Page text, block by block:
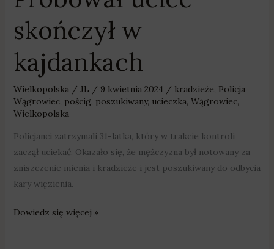
skończył w
kajdankach
Wielkopolska/ JL / 9 kwietnia 2024 / kradzieże, Policja
Wągrowiec, pościg, poszukiwany, ucieczka, Wągrowiec,
Wielkopolska
Policjanci zatrzymali 31-latka, który w trakcie kontroli
zaczął uciekać. Okazało się, że mężczyzna był notowany za
zniszczenie mienia i kradzieże i jest poszukiwany do odbycia
kary więzienia.
Dowiedz się więcej »